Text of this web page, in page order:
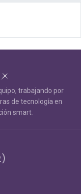
trabajando por
de tecnología en
smart.